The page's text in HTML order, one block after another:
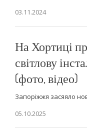
03.11.2024
На Хортиці
світлову
(фото, відео)
Запоріжжя засяяло
05.10.2025